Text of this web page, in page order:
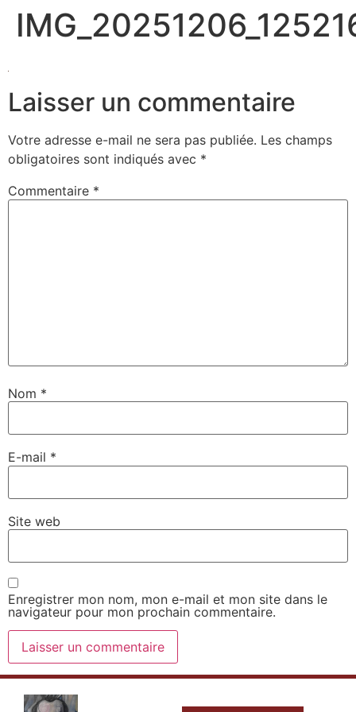
Laisser un commentaire
Votre adresse e-mail ne sera pas publiée. Les champs
obligatoires sont indiqués avec *
Commentaire *
Nom *
E-mail *
Site web
Enregistrer mon nom, mon e-mail et mon site dans le
navigateur pour mon prochain commentaire.